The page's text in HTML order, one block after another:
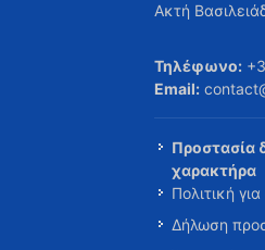
Ακτή
Τηλέφωνο:
Email:
Προστασία
χαρακτήρα
Πολιτική
Δήλωση